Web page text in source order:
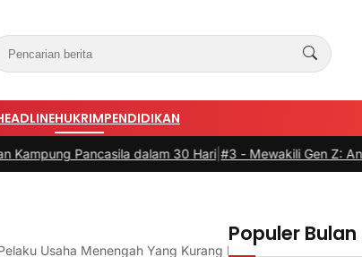
HUKRIMPENDIDIKAN
dalam 30 Hari|#3 -Mewakili Gen Z: Anak Perempuan
Usaha Menengah Yang Kurang Paham Personal Dan
Populer Bulan